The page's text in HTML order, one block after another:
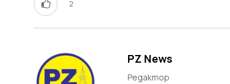
2
PZ News
Редактор